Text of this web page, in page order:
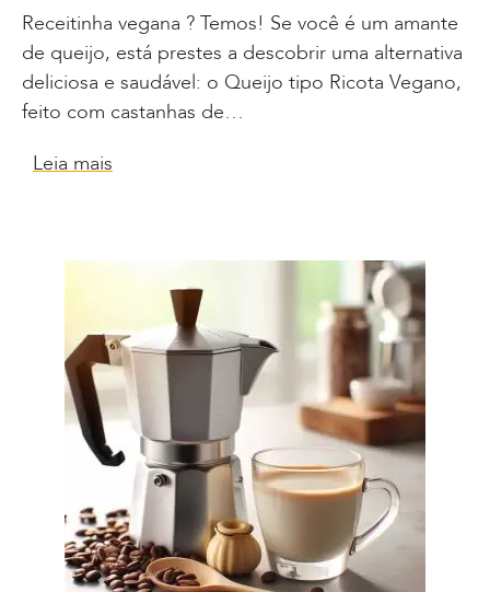
Receitinha vegana ? Temos! Se você é um amante
de queijo, está prestes a descobrir uma alternativa
deliciosa e saudável: o Queijo tipo Ricota Vegano,
feito com castanhas de…
Leia mais